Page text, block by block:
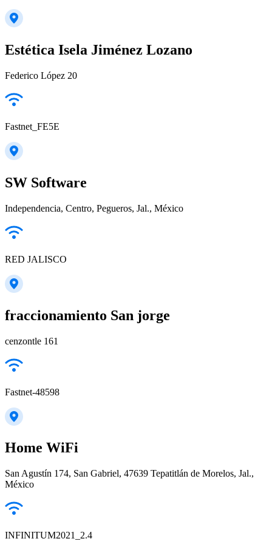
Estética Isela Jiménez Lozano
Federico López 20
Fastnet_FE5E
SW Software
Independencia, Centro, Pegueros, Jal., México
RED JALISCO
fraccionamiento San jorge
cenzontle 161
Fastnet-48598
Home WiFi
San Agustín 174, San Gabriel, 47639 Tepatitlán de Morelos, Jal.,
México
INFINITUM2021_2.4